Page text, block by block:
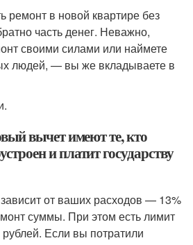
ремонт в новой квартире без
часть денег. Неважно,
своими силами или наймете
людей, — вы же вкладываете в
вычет имеют те, кто
и платит государству
от ваших расходов — 13%
суммы. При этом есть лимит
Если вы потратили